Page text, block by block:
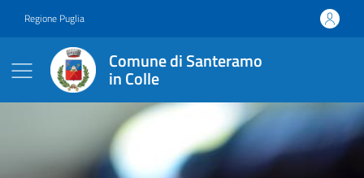
Regione Puglia
Comune di Santeramo
in Colle